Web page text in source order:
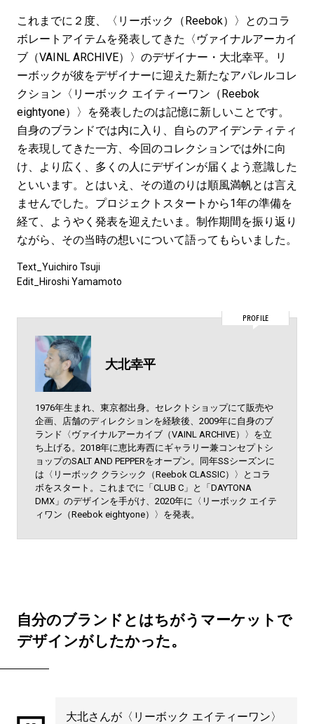
これまでに２度、〈リーボック（Reebok）〉とのコラ
ボレートアイテムを発表してきた〈ヴァイナルアーカイ
ブ（VAINL ARCHIVE）〉のデザイナー・大北幸平。リ
ーボックが彼をデザイナーに迎えた新たなアパレルコレ
クション〈リーボック エイティーワン（Reebok
eightyone）〉を発表したのは記憶に新しいことです。
自身のブランドでは内に入り、自らのアイデンティティ
を表現してきた一方、今回のコレクションでは外に向
け、より広く、多くの人にデザインが届くよう意識した
といいます。とはいえ、その道のりは順風満帆とは言え
ませんでした。プロジェクトスタートから1年の準備を
経て、ようやく発表を迎えたいま。制作期間を振り返り
ながら、その当時の想いについて語ってもらいました。
Text_Yuichiro Tsuji
Edit_Hiroshi Yamamoto
PROFILE
大北幸平
1976年生まれ、東京都出身。セレクトショップにて販売や
企画、店舗のディレクションを経験後、2009年に自身のブ
ランド〈ヴァイナルアーカイブ（VAINL ARCHIVE）〉を立
ち上げる。2018年に恵比寿西にギャラリー兼コンセプトシ
ョップのSALT AND PEPPERをオープン。同年SSシーズンに
は〈リーボック クラシック（Reebok CLASSIC）〉とコラ
ボをスタート。これまでに「CLUB C」と「DAYTONA
DMX」のデザインを手がけ、2020年に〈リーボック エイテ
ィワン（Reebok eightyone）〉を発表。
自分のブランドとはちがうマーケットで
デザインがしたかった。
大北さんが〈リーボック エイティーワン〉